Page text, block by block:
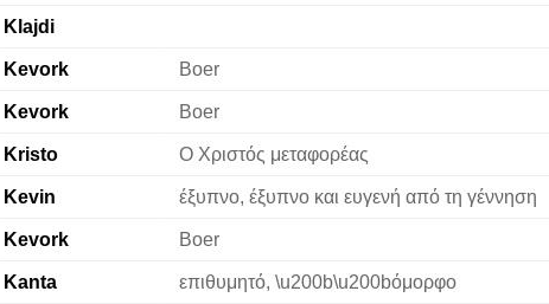
Klajdi
Kevork Boer
Kevork Boer
Kristo Ο Χριστός μεταφορέας
Kevin έξυπνο, έξυπνο και ευγενή από τη γέννηση
Kevork Boer
Kanta επιθυμητό, \u200b\u200bόμορφο